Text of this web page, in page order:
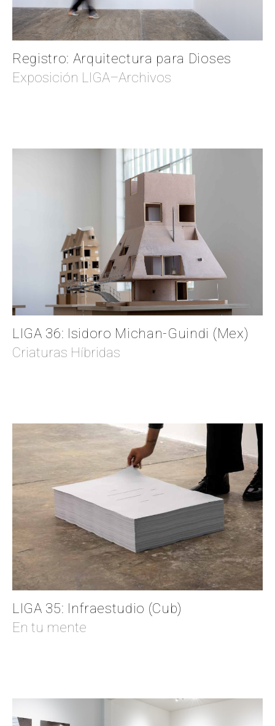
Registro: Arquitectura para Dioses
Exposición LIGA–Archivos
LIGA 36: Isidoro Michan-Guindi (Mex)
Criaturas Híbridas
LIGA 35: Infraestudio (Cub)
En tu mente